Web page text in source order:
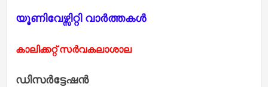
യൂണിവേഴ്സിറ്റി വാർത്തകൾ
കാലിക്കറ്റ് സർവകലാശാല
ഡിസര്‍ട്ടേഷന്‍